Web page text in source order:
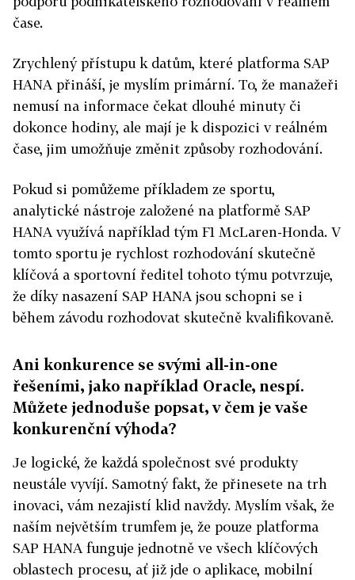
čase.
Zrychlený přístupu k datům, které platforma SAP
HANA přináší, je myslím primární. To, že manažeři
nemusí na informace čekat dlouhé minuty či
dokonce hodiny, ale mají je k dispozici v reálném
čase, jim umožňuje změnit způsoby rozhodování.
Pokud si pomůžeme příkladem ze sportu,
analytické nástroje založené na platformě SAP
HANA využívá například tým F1 McLaren-Honda. V
tomto sportu je rychlost rozhodování skutečně
klíčová a sportovní ředitel tohoto týmu potvrzuje,
že díky nasazení SAP HANA jsou schopni se i
během závodu rozhodovat skutečně kvalifikovaně.
Ani konkurence se svými all-in-one
řešeními, jako například Oracle, nespí.
Můžete jednoduše popsat, v čem je vaše
konkurenční výhoda?
Je logické, že každá společnost své produkty
neustále vyvíjí. Samotný fakt, že přinesete na trh
inovaci, vám nezajistí klid navždy. Myslím však, že
naším největším trumfem je, že pouze platforma
SAP HANA funguje jednotně ve všech klíčových
oblastech procesu, ať již jde o aplikace, mobilní